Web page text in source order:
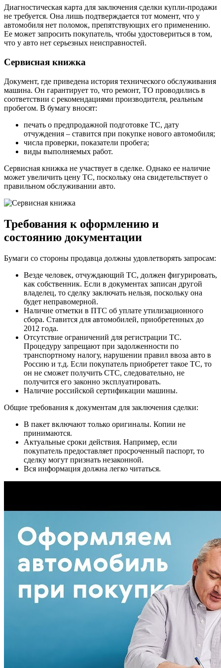
Диагностическая карта для заключения сделки купли-продажи
не требуется. Она лишь подтверждается тот момент, что у
автомобиля нет поломок, препятствующих его применению.
Ее может запросить покупатель, чтобы удостовериться в том,
что у авто нет серьезных неисправностей.
Сервисная книжка
Документ, где приведена история технического обслуживания
машина. Он гарантирует то, что ремонт, ТО проводились в
соответствии с рекомендациями производителя, реальным
пробегом. В бумагу вносят:
печать о предпродажной подготовке ТС, дату
отчуждения – ставится при покупке нового автомобиля;
числа проверки, показатели пробега;
виды выполняемых работ.
Сервисная книжка не участвует в сделке. Однако ее наличие
может увеличить цену ТС, поскольку она свидетельствует о
правильном обслуживании авто.
Требования к оформлению и
состоянию документации
Бумаги со стороны продавца должны удовлетворять запросам:
Везде человек, отчуждающий ТС, должен фигурировать,
как собственник. Если в документах записан другой
владелец, то сделку заключать нельзя, поскольку она
будет неправомерной.
Наличие отметки в ПТС об уплате утилизационного
сбора. Ставится для автомобилей, приобретенных до
2012 года.
Отсутствие ограничений для регистрации ТС.
Процедуру запрещают при задолженности по
транспортному налогу, нарушении правил ввоза авто в
Россию и т.д. Если покупатель приобретет такое ТС, то
он не сможет получить СТС, следовательно, не
получится его законно эксплуатировать.
Наличие российской сертификации машины.
Общие требования к документам для заключения сделки:
В пакет включают только оригиналы. Копии не
принимаются.
Актуальные сроки действия. Например, если
покупатель предоставляет просроченный паспорт, то
сделку могут признать незаконной.
Вся информация должна легко читаться.